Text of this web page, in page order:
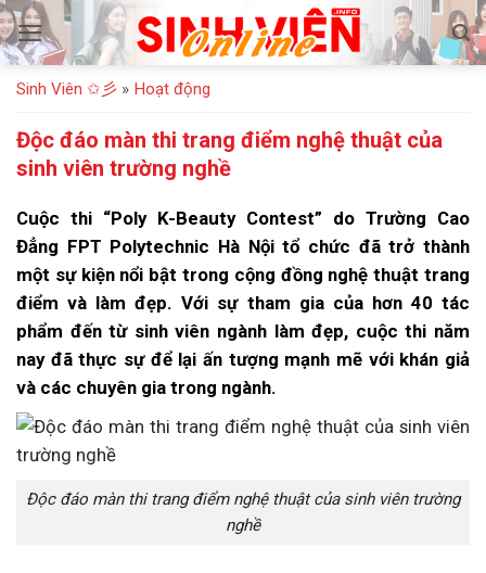
Bỏ
qua
nội
dung
Sinh Viên ✩彡 » Hoạt động
Độc đáo màn thi trang điểm nghệ thuật của
sinh viên trường nghề
Cuộc thi “Poly K-Beauty Contest” do Trường Cao
Đẳng FPT Polytechnic Hà Nội tổ chức đã trở thành
một sự kiện nổi bật trong cộng đồng nghệ thuật trang
điểm và làm đẹp. Với sự tham gia của hơn 40 tác
phẩm đến từ sinh viên ngành làm đẹp, cuộc thi năm
nay đã thực sự để lại ấn tượng mạnh mẽ với khán giả
và các chuyên gia trong ngành.
Độc đáo màn thi trang điểm nghệ thuật của sinh viên trường
nghề